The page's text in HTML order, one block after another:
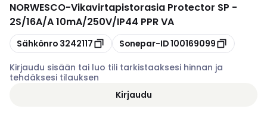
NORWESCO-Vikavirtapistorasia Protector SP -
2S/16A/A 10mA/250V/IP44 PPR VA
Kopioi
Sähkönro 3242117 Kopioi
Sonepar-ID100169099
Kirjaudu sisään tai luo tili tarkistaaksesi hinnan ja
tehdäksesi tilauksen
Kirjaudu